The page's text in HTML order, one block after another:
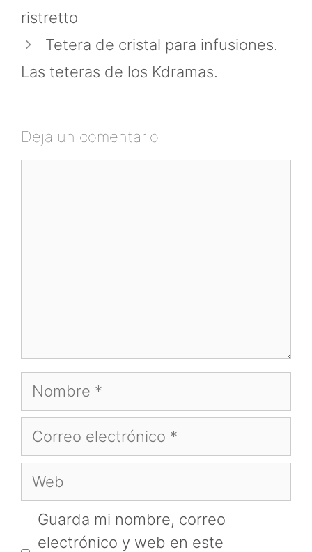
ristretto
Tetera de cristal para infusiones.
Las teteras de los Kdramas.
Deja un comentario
Nombre
Correo
electrónico
Web
Guarda mi nombre, correo
electrónico y web en este